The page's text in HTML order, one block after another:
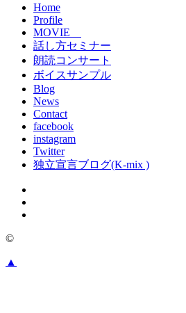
Home
Profile
MOVIE
話し方セミナー
朗読コンサート
ボイスサンプル
Blog
News
Contact
facebook
instagram
Twitter
独立宣言ブログ(K-mix )
©
▲